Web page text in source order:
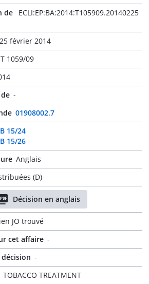
de
ECLI:EP:BA:2014:T105909.20140225
25 février 2014
T 1059/09
-
01908002.7
15/24
15/26
Anglais
(D)
Décision en anglais
JO trouvé
cet affaire -
-
TOBACCO TREATMENT